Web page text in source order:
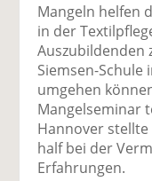
Mangeln helfen
in der
Auszubildenden
Siemsen-
umgehen
Mangelseminar
Hannover
half bei der
Erfahrungen.